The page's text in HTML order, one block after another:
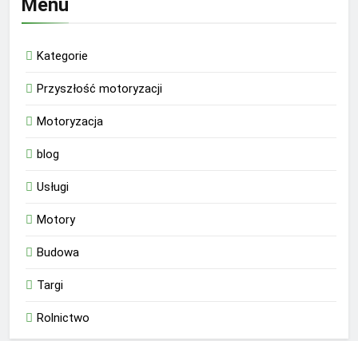
Menu
Kategorie
Przyszłość motoryzacji
Motoryzacja
blog
Usługi
Motory
Budowa
Targi
Rolnictwo